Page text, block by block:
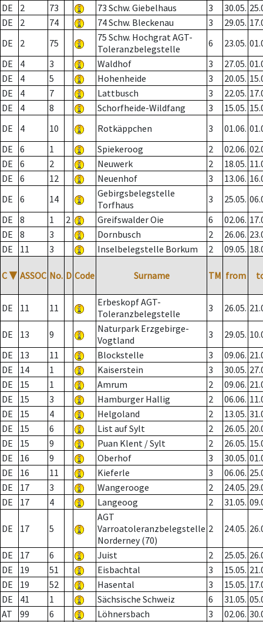
DE
2 73 73 Schw. Giebelhaus 3 30.05.
DE
2 74 74 Schw. Bleckenau 3 29.05.
DE
2 75
75 Schw. Hochgrat AGT-
Toleranzbelegstelle
6 23.05.
DE
4 3 Waldhof 3 27.05.
DE
4 5 Hohenheide 3 20.05.
DE
4 7 Lattbusch 3 22.05.
DE
4 8 Schorfheide-Wildfang 3 15.05.
DE
4 10 Rotkäppchen 3 01.06.
DE
6 1 Spiekeroog 2 02.06.
DE
6 2 Neuwerk 2 18.05.
DE
6 12 Neuenhof 3 13.06.
DE
6 14
Gebirgsbelegstelle
Torfhaus
3 25.05.
DE
8 1 2 Greifswalder Oie 6 02.06.
DE
8 3 Dornbusch 2 26.06.
DE
11 3 Inselbelegstelle Borkum 2 09.05.
C ▼ ASSOC No. D Code Surname TM from
DE 11 11
Erbeskopf AGT-
Toleranzbelegstelle
3 26.05.
DE 13 9
Naturpark Erzgebirge-
Vogtland
3 29.05.
DE
13 11 Blockstelle 3 09.06.
DE
14 1 Kaiserstein 3 30.05.
DE
15 1 Amrum 2 09.06.
DE
15 3 Hamburger Hallig 2 06.06.
DE
15 4 Helgoland 2 13.05.
DE
15 6 List auf Sylt 2 26.05.
DE
15 9 Puan Klent / Sylt 2 26.05.
DE
16 9 Oberhof 3 30.05.
DE
16 11 Kieferle 3 06.06.
DE
17 3 Wangerooge 2 24.05.
DE
17 4 Langeoog 2 31.05.
DE 17 5
AGT
Varroatoleranzbelegstelle
Norderney (70)
2 24.05.
DE 17 6 Juist 2 25.05.
DE
19 51 Eisbachtal 3 15.05.
DE
19 52 Hasental 3 15.05.
DE
41 1 Sächsische Schweiz 6 31.05.
AT
99 6 Löhnersbach 3 02.06.